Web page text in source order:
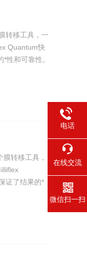
转移工具，一
Quantum快
性和可靠性。
转移工具，
证了结果的*
电话
在线交流
微信扫一扫